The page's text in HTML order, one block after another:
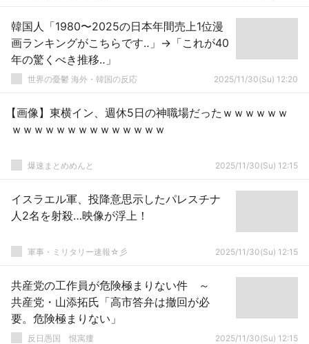
韓国人「1980〜2025の日本年間売上1位漫
画ランキングがこちらです‥」→「これが40
年の驚くべき推移‥」
世界の憂鬱 海外・韓国の反応 2025/11/30(Su) 12:20
【画像】東横イン、週休5日の神職場だったｗｗｗｗｗｗ
ｗｗｗｗｗｗｗｗｗｗｗｗｗｗ
爆速まとめめんと 2025/11/30(Su) 12:15
イスラエル軍、投降意思示したパレスチナ
人2名を射殺…映像が浮上！
軍事・ミリタリー速報☆彡 2025/11/30(Su) 12:15
共産党の工作員が危険極まりない件 ～
共産党・山添拓氏「高市答弁は撤回が必
要。危険極まりない」
反日愚国 恨寓瘻 2025/11/30(Su) 12:15